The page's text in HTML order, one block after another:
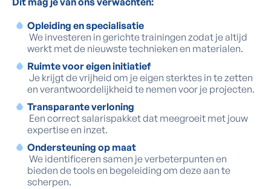
Opleiding en specialisatie
We investeren in gerichte trainingen zodat je altijd
werkt met de nieuwste technieken en materialen.
Ruimte voor eigen initiatief
Je krijgt de vrijheid om je eigen sterktes in te zetten
en verantwoordelijkheid te nemen voor je projecten.
Transparante verloning
Een correct salarispakket dat meegroeit met jouw
expertise en inzet.
Ondersteuning op maat
We identificeren samen je verbeterpunten en
bieden de tools en begeleiding om deze aan te
scherpen.